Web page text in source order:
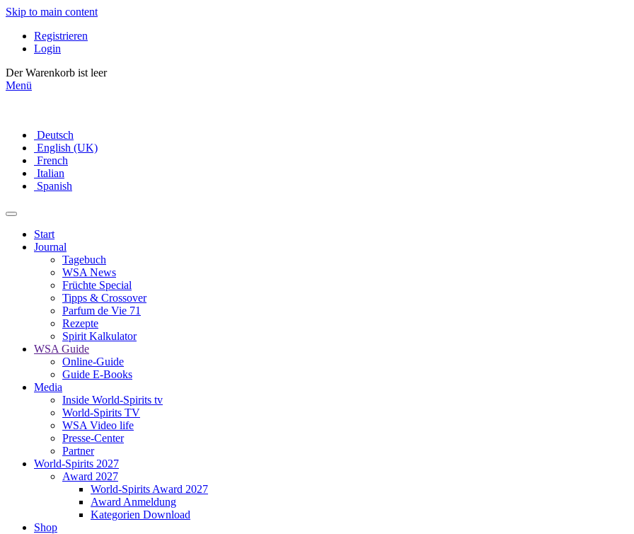
Skip to main content
Registrieren
Login
Der Warenkorb ist leer
Menü
Deutsch
English (UK)
French
Italian
Spanish
Start
Journal
Tagebuch
WSA News
Früchte Special
Tipps & Crossover
Parfum de Vie 71
Rezepte
Spirit Kalkulator
WSA Guide
Online-Guide
Guide E-Books
Media
Inside World-Spirits tv
World-Spirits TV
WSA Video life
Presse-Center
Partner
World-Spirits 2027
Award 2027
World-Spirits Award 2027
Award Anmeldung
Kategorien Download
Shop